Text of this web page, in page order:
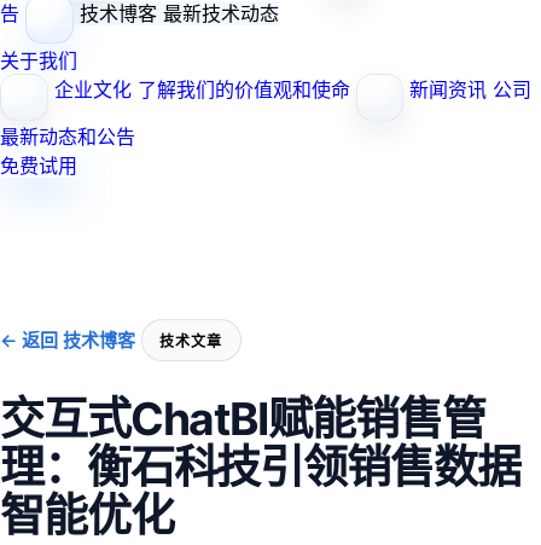
告
技术博客 最新技术动态
关于我们
企业文化 了解我们的价值观和使命 新闻资讯 公司
最新动态和公告
免费试用
← 返回 技术博客 技术文章
交互式ChatBI赋能销售管
理：衡石科技引领销售数据
智能优化